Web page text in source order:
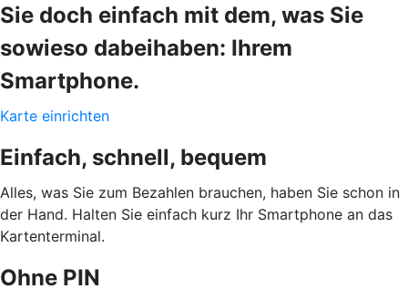
Sie doch einfach mit dem, was Sie
sowieso dabeihaben: Ihrem
Smartphone.
Karte einrichten
Einfach, schnell, bequem
Alles, was Sie zum Bezahlen brauchen, haben Sie schon in
der Hand. Halten Sie einfach kurz Ihr Smartphone an das
Kartenterminal.
Ohne PIN